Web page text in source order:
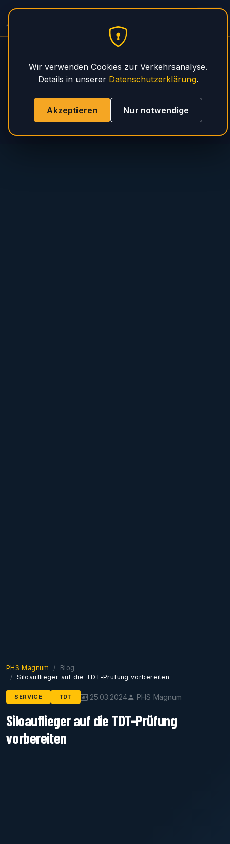
PHS Magnum
Blog
Siloauflieger auf die TDT-Prüfung vorbereiten
SERVICE TDT 25.03.2024 PHS Magnum
Siloauflieger auf die TDT-Prüfung
vorbereiten
Wir verwenden Cookies zur Verkehrsanalyse.
Details in unserer Datenschutzerklärung.
Akzeptieren Nur notwendige